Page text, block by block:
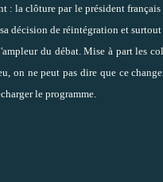
: la clôture par le président
décision de réintégration et
du débat. Mise à part les
on ne peut pas dire que ce
le programme